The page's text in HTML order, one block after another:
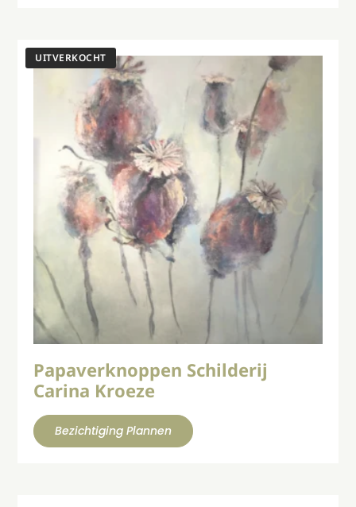
Papaverknoppen Schilderij
Carina Kroeze
Bezichtiging Plannen